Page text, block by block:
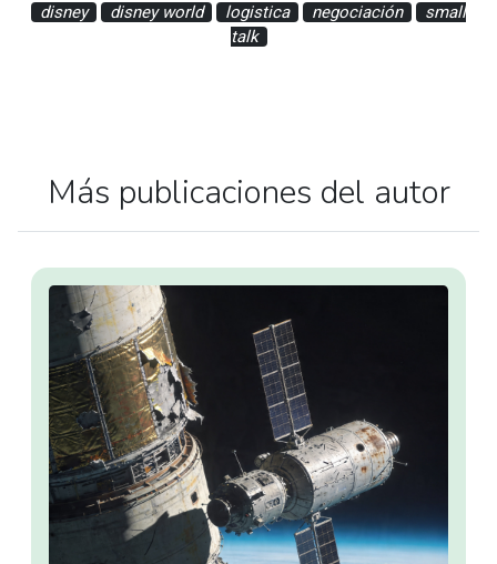
disney disney world logistica negociación
small
talk
Más publicaciones del autor